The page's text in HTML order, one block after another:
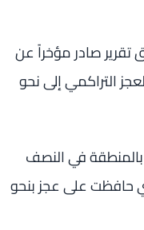
وفق تقرير صادر مؤخراً عن
التراكمي إلى نحو
بالمنطقة في النصف
قطر التي حافظت على عجز بنحو